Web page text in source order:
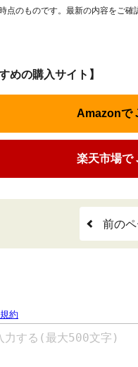
点のものです。最新の内容をご確
めの購入サイト】
Amazonで
楽天市場で
前の